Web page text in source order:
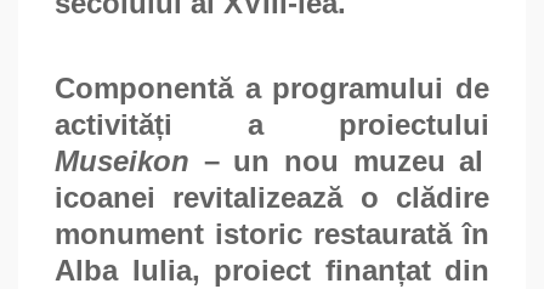
Componentă a programului de
activități a proiectului
Museikon – un nou muzeu al
icoanei revitalizează o clădire
monument istoric restaurată în
Alba Iulia, proiect finanțat din